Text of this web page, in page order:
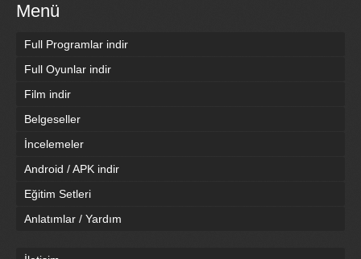
Menü
Full Programlar indir
Full Oyunlar indir
Film indir
Belgeseller
İncelemeler
Android / APK indir
Eğitim Setleri
Anlatımlar / Yardım